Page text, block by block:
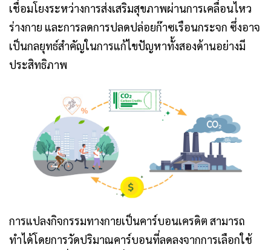
เชื่อมโยงระหว่างการส่งเสริมสุขภาพผ่านการเคลื่อนไหว
ร่างกาย และการลดการปลดปล่อยก๊าซเรือนกระจก ซึ่งอาจ
เป็นกลยุทธ์สำคัญในการแก้ไขปัญหาทั้งสองด้านอย่างมี
ประสิทธิภาพ
การแปลงกิจกรรมทางกายเป็นคาร์บอนเครดิต สามารถ
ทำได้โดยการวัดปริมาณคาร์บอนที่ลดลงจากการเลือกใช้